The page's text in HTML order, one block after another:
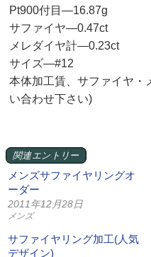
Pt900付目—16.87g
サファイヤ—0.47ct
メレダイヤ計—0.23ct
サイズ—#12
本体加工賃、サファイヤ・
い合わせ下さい)
関連エントリー
メンズサファイヤリングオ
ーダー
2011年12月28日
メンズ
サファイヤリング加工(人気
デザイン)